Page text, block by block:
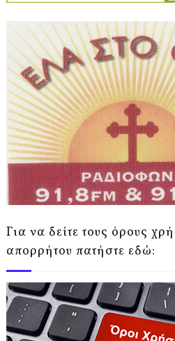
Για να δείτε τους όρους
απορρήτου πατήστε εδώ: